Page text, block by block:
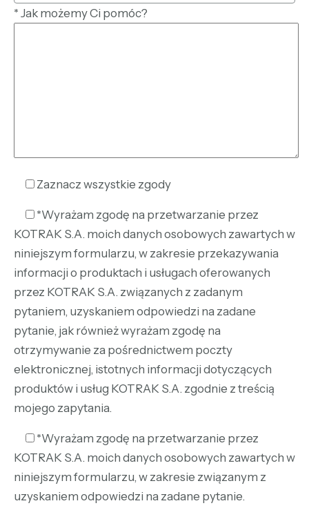
* Jak możemy Ci pomóc?
Zaznacz wszystkie zgody
*Wyrażam zgodę na przetwarzanie przez
KOTRAK S.A. moich danych osobowych zawartych w
niniejszym formularzu, w zakresie przekazywania
informacji o produktach i usługach oferowanych
przez KOTRAK S.A. związanych z zadanym
pytaniem, uzyskaniem odpowiedzi na zadane
pytanie, jak również wyrażam zgodę na
otrzymywanie za pośrednictwem poczty
elektronicznej, istotnych informacji dotyczących
produktów i usług KOTRAK S.A. zgodnie z treścią
mojego zapytania.
*Wyrażam zgodę na przetwarzanie przez
KOTRAK S.A. moich danych osobowych zawartych w
niniejszym formularzu, w zakresie związanym z
uzyskaniem odpowiedzi na zadane pytanie.